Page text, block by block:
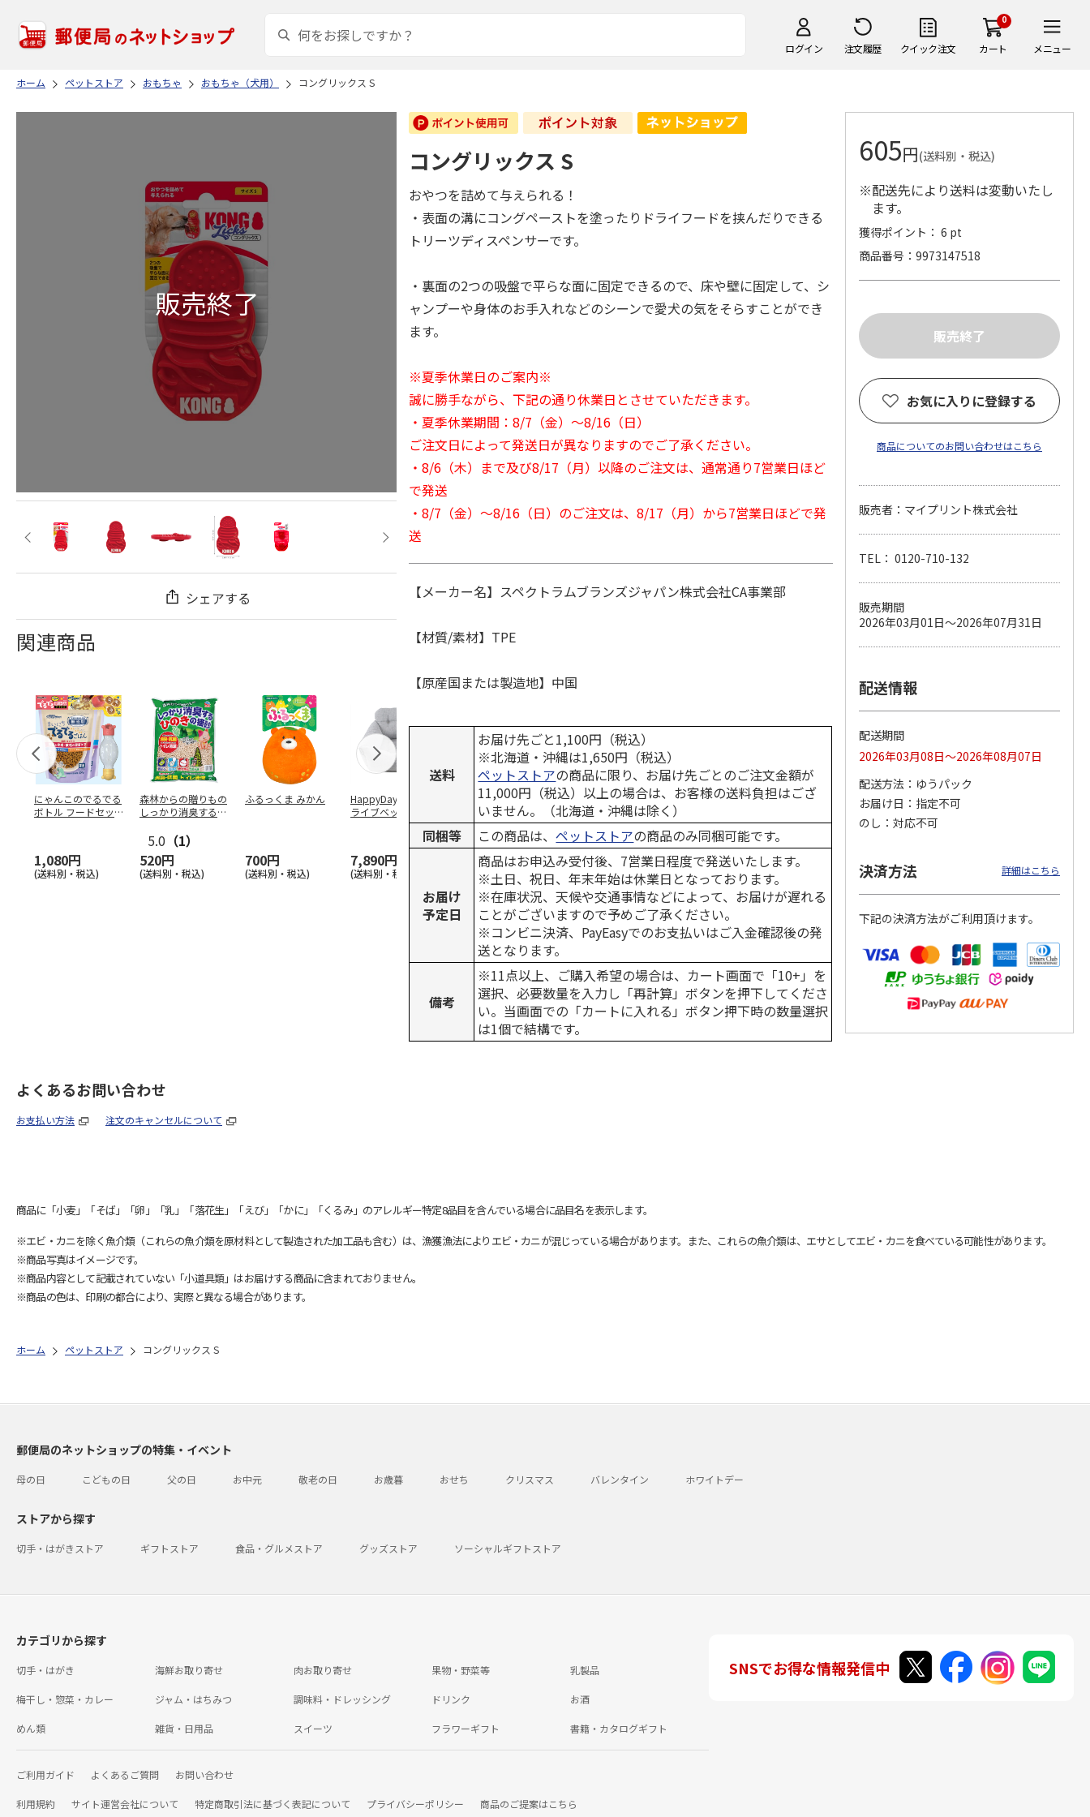
ログイン 注文履歴 クイック注文
0
カート メニュー
ホーム ペットストア おもちゃ おもちゃ（犬用） コングリックス S
シェアする
関連商品
にゃんこのでるでる
ボトル フードセッ
1,080円
(送料別・税込)
森林からの贈りもの
しっかり消臭するひ
5.0 （1）
520円
(送料別・税込)
ふるっくま みかん
700円
(送料別・税込)
HappyDays 2wayド
ライブベッド グレ
7,890円
(送料別・税込)
獣医師開発 ニオイ
をとる砂専用 猫ト
イレ ナチュラルグ
レー
1,550円
(送料別・税込)
デオトイレ 飛び散
らない消臭・抗菌サ
ンド 4L
1,320円
(送料別・税込)
無添加良品 カムカ
ムデンタルコーン
ぐるぐるボーン型 S
…
470円
(送料別・税込)
銀のスプーン パウ
こ用 まぐろ・かつ
おに
120円
(送料別・税込)
ペット線香 虹のか
なた フルーティフ
ローラルの香り
590円
(送料別・税込) (送料別・税込)
コングリックス S
おやつを詰めて与えられる！
・表面の溝にコングペーストを塗ったりドライフードを挟んだりできる
トリーツディスペンサーです。
・裏面の2つの吸盤で平らな面に固定できるので、床や壁に固定して、シ
ャンプーや身体のお手入れなどのシーンで愛犬の気をそらすことができ
ます。
※夏季休業日のご案内※
誠に勝手ながら、下記の通り休業日とさせていただきます。
・夏季休業期間：8/7（金）～8/16（日）
ご注文日によって発送日が異なりますのでご了承ください。
・8/6（木）まで及び8/17（月）以降のご注文は、通常通り7営業日ほど
で発送
・8/7（金）～8/16（日）のご注文は、8/17（月）から7営業日ほどで発
送
【メーカー名】スペクトラムブランズジャパン株式会社CA事業部
【材質/素材】TPE
【原産国または製造地】中国
送料
お届け先ごと1,100円（税込）
※北海道・沖縄は1,650円（税込）
ペットストアの商品に限り、お届け先ごとのご注文金額が
11,000円（税込）以上の場合は、お客様の送料負担はござ
いません。（北海道・沖縄は除く）
同梱等
この商品は、ペットストアの商品のみ同梱可能です。
お届け
予定日
商品はお申込み受付後、7営業日程度で発送いたします。
※土日、祝日、年末年始は休業日となっております。
※在庫状況、天候や交通事情などによって、お届けが遅れる
ことがございますので予めご了承ください。
※コンビニ決済、PayEasyでのお支払いはご入金確認後の発
送となります。
備考
※11点以上、ご購入希望の場合は、カート画面で「10+」を
選択、必要数量を入力し「再計算」ボタンを押下してくださ
い。当画面での「カートに入れる」ボタン押下時の数量選択
は1個で結構です。
605円(送料別・税込)
※配送先により送料は変動いたし
ます。
獲得ポイント： 6 pt
商品番号
9973147518
お気に入りに登録する
商品についてのお問い合わせはこちら
販売者：マイプリント株式会社
TEL： 0120-710-132
販売期間
2026年03月01日～2026年07月31日
配送情報
配送期間
2026年03月08日～2026年08月07日
配送方法
ゆうパック
お届け日
指定不可
のし
対応不可
決済方法 詳細はこちら
下記の決済方法がご利用頂けます。
よくあるお問い合わせ
お支払い方法 注文のキャンセルについて
商品に「小麦」「そば」「卵」「乳」「落花生」「えび」「かに」「くるみ」のアレルギー特定8品目を含んでいる場合に品目名を表示します。
※エビ・カニを除く魚介類（これらの魚介類を原材料として製造された加工品も含む）は、漁獲漁法によりエビ・カニが混じっている場合があります。また、これらの魚介類は、エサとしてエビ・カニを食べている可能性があります。
※商品写真はイメージです。
※商品内容として記載されていない「小道具類」はお届けする商品に含まれておりません。
※商品の色は、印刷の都合により、実際と異なる場合があります。
ホーム ペットストア コングリックス S
郵便局のネットショップの特集・イベント
母の日 こどもの日 父の日 お中元 敬老の日 お歳暮 おせち クリスマス バレンタイン ホワイトデー
ストアから探す
切手・はがきストア ギフトストア 食品・グルメストア グッズストア ソーシャルギフトストア
カテゴリから探す
切手・はがき 海鮮お取り寄せ 肉お取り寄せ 果物・野菜等 乳製品
梅干し・惣菜・カレー ジャム・はちみつ 調味料・ドレッシング ドリンク お酒
めん類 雑貨・日用品 スイーツ フラワーギフト 書籍・カタログギフト
ご利用ガイド よくあるご質問 お問い合わせ
利用規約 サイト運営会社について 特定商取引法に基づく表記について プライバシーポリシー 商品のご提案はこちら
SNSでお得な情報発信中